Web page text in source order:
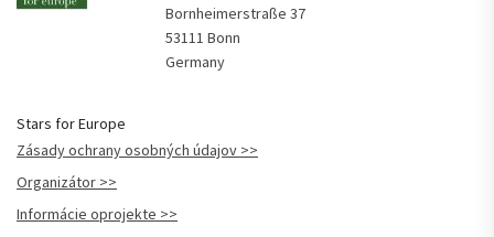
Bornheimerstraße 37
53111 Bonn
Germany
Stars for Europe
Zásady ochrany osobných údajov
Organizátor
Informácie oprojekte